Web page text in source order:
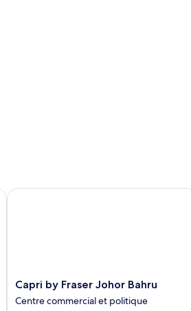
Capri
by
Fraser
Capri by Fraser Johor Bahru
Centre commercial et politique
Capri by Fraser Johor Bahru